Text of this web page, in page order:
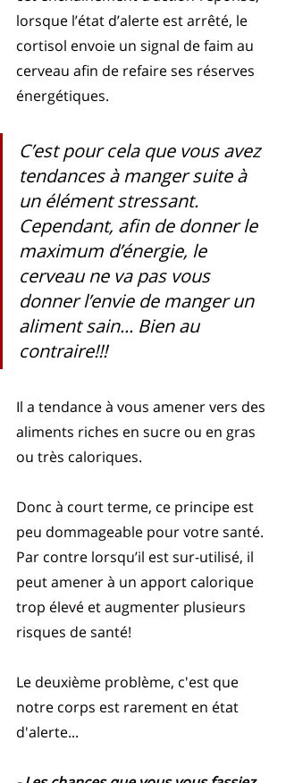
lorsque l’état d’alerte est arrêté, le
cortisol envoie un signal de faim au
cerveau afin de refaire ses réserves
énergétiques.
C’est pour cela que vous avez
tendances à manger suite à
un élément stressant.
Cependant, afin de donner le
maximum d’énergie, le
cerveau ne va pas vous
donner l’envie de manger un
aliment sain... Bien au
contraire!!!
Il a tendance à vous amener vers des
aliments riches en sucre ou en gras
ou très caloriques.
Donc à court terme, ce principe est
peu dommageable pour votre santé.
Par contre lorsqu’il est sur-utilisé, il
peut amener à un apport calorique
trop élevé et augmenter plusieurs
risques de santé!
Le deuxième problème, c'est que
notre corps est rarement en état
d'alerte...